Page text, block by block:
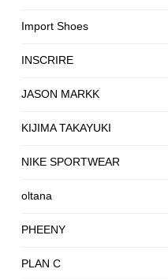
Import Shoes
INSCRIRE
JASON MARKK
KIJIMA TAKAYUKI
NIKE SPORTWEAR
oltana
PHEENY
PLAN C